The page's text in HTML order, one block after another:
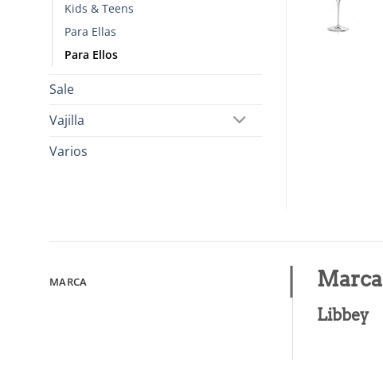
Kids & Teens
Para Ellas
Para Ellos
Sale
Vajilla
Varios
MARCA Marca
Libbey